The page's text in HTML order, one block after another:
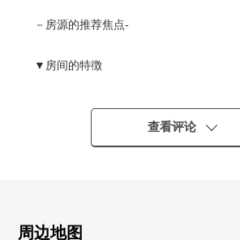
－房源的推荐焦点-
▼房间的特徴
・实际使用面积58.98平米的1LDK
・最大天花板高度约2,500mm(客餐厅部分)
电磁炉
查看评论
周边地图